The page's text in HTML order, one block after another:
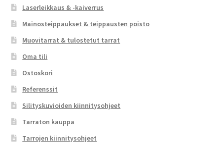
Laserleikkaus & -kaiverrus
Mainosteippaukset & teippausten poisto
Muovitarrat & tulostetut tarrat
Oma tili
Ostoskori
Referenssit
Silityskuvioiden kiinnitysohjeet
Tarraton kauppa
Tarrojen kiinnitysohjeet